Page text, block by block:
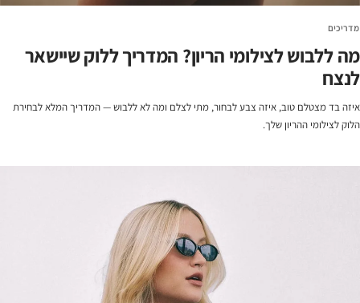
מדריכים
מה ללבוש לצילומי הריון? המדריך ללוק שיישאר
לנצח
איזה בד מצטלם טוב, איזה צבע לבחור, מתי לצלם ומה לא ללבוש — המדריך המלא לבחירת
הלוק לצילומי ההריון שלך.